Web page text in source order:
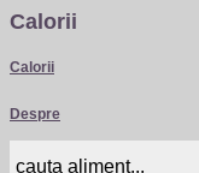
Calorii
Calorii
Despre